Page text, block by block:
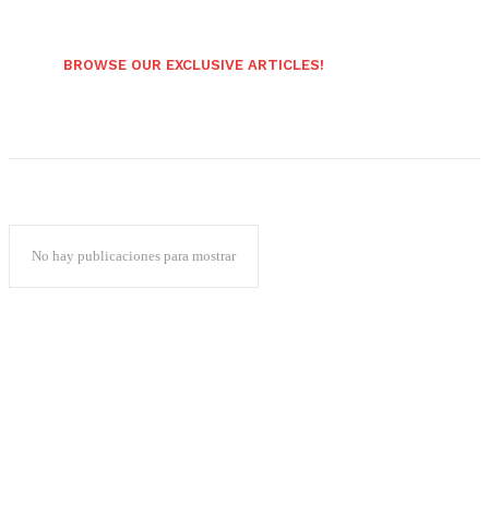
BROWSE OUR EXCLUSIVE ARTICLES!
No hay publicaciones para mostrar